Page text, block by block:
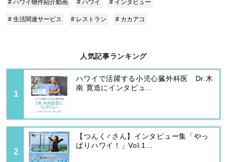
# ハワイ物件紹介動画 # ハワイ # インタビュー
# 生活関連サービス # レストラン # カカアコ
人気記事ランキング
ハワイで活躍する小児心臓外科医 Dr.木
南 寛造にインタビュ...
【つんく♂さん】インタビュー集「やっ
ぱりハワイ！」Vol.1...